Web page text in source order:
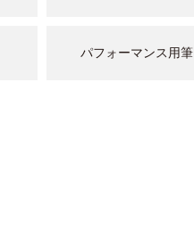
パフォーマンス用筆